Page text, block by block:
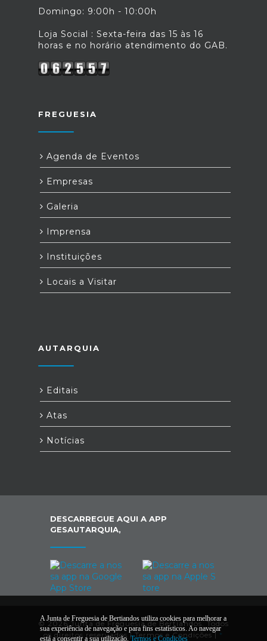
Domingo: 9:00h - 10:00h
Loja Social : Sexta-feira das 15 às 16
horas e no horário atendimento do GAB.
FREGUESIA
Agenda de Eventos
Empresas
Galeria
Imprensa
Instituições
Locais a Visitar
AUTARQUIA
Editais
Atas
Notícias
DESCARREGUE AQUI A APP
GESAUTARQUIA,
© 2026 Junta de Freguesia de Bertiandos. Todos
os direitos reservados |Termos e Condições| *
A Junta de Freguesia de Bertiandos utiliza cookies para melhorar a
sua experiência de navegação e para fins estatísticos. Ao navegar
está a consentir a sua utilização. Termos e Condições